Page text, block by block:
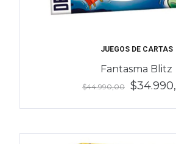
JUEGOS DE CARTAS
Fantasma Blitz
$44.990,00